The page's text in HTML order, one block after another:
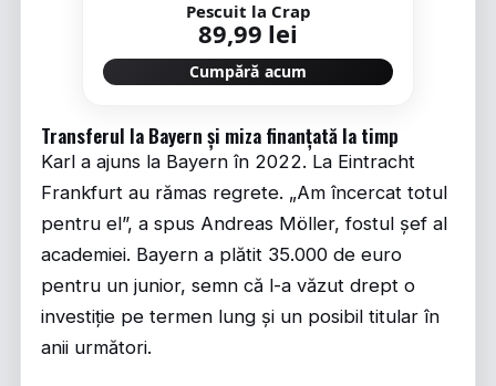
Pescuit la Crap
89,99 lei
Cumpără acum
Transferul la Bayern și miza finanțată la timp
Karl a ajuns la Bayern în 2022. La Eintracht
Frankfurt au rămas regrete. „Am încercat totul
pentru el”, a spus Andreas Möller, fostul șef al
academiei. Bayern a plătit 35.000 de euro
pentru un junior, semn că l-a văzut drept o
investiție pe termen lung și un posibil titular în
anii următori.